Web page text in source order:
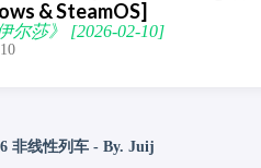
& SteamOS]
尔莎》 [2026-02-10]
非线性列车 - By. Juij